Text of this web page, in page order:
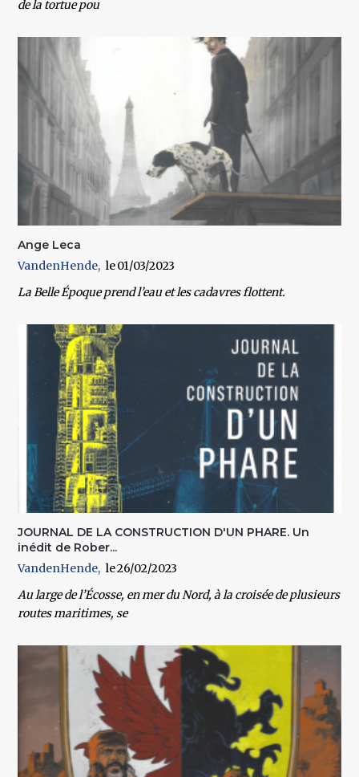
de la tortue pou
Ange Leca
VandenHende
01/03/2023
La Belle Époque prend l’eau et les cadavres flottent.
JOURNAL DE LA CONSTRUCTION D'UN PHARE. Un
inédit de Rober...
VandenHende
26/02/2023
Au large de l’Écosse, en mer du Nord, à la croisée de plusieurs
routes maritimes, se